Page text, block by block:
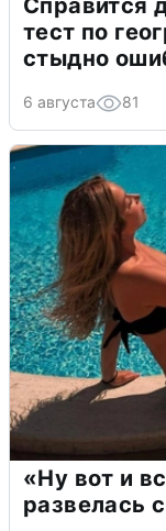
Справится
тест по
стыдно
6 августа 81
«Ну вот и
развелась